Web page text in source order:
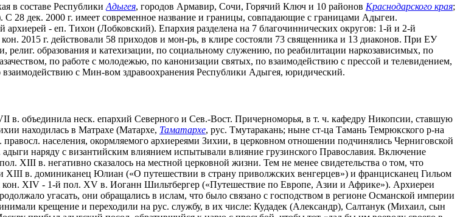
в составе Республики Адыгея, городов Армавир, Сочи, Горячий Ключ и 10 районов Краснодарского края;
С 28 дек. 2000 г. имеет современное название и границы, совпадающие с границами Адыгеи.
- еп. Тихон (Лобковский). Епархия разделена на 7 благочиннических округов: 1-й и 2-й
2015 г. действовали 58 приходов и мон-рь, в клире состояли 73 священника и 13 диаконов. При ЕУ
образования и катехизации, по социальному служению, по реабилитации наркозависимых, по
по работе с молодежью, по канонизации святых, по взаимодействию с прессой и телевидением,
с Мин-вом здравоохранения Республики Адыгея, юридический.
в. объединила неск. епархий Северного и Сев.-Вост. Причерноморья, в т. ч. кафедру Никопсии, ставшую
находилась в Матрахе (Матархе, Таматархе, рус. Тмутаракань; ныне ст-ца Тамань Темрюкского р-на
населения, окормляемого архиереями Зихии, в церковном отношении подчинялись Черниговской
наряду с византийским влиянием испытывали влияние грузинского Православия. Включение
XIII в. негативно сказалось на местной церковной жизни. Тем не менее свидетельства о том, что
XIII в. доминиканец Юлиан («О путешествии в страну приволжских венгерцев») и францисканец Гильом
XIV - 1-й пол. XV в. Иоганн Шильтбергер («Путешествие по Европе, Азии и Африке»). Архиереи
угасать, они обращались в ислам, что было связано с господством в регионе Османской империи
крещение и переходили на рус. службу, в их числе: Кудадек (Александр), Салтанук (Михаил, сын